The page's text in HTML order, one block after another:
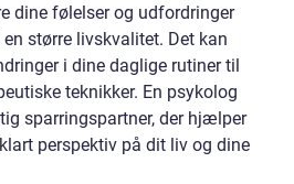
dine følelser og udfordringer
større livskvalitet. Det kan
i dine daglige rutiner til
teknikker. En psykolog
sparringspartner, der hjælper
perspektiv på dit liv og dine